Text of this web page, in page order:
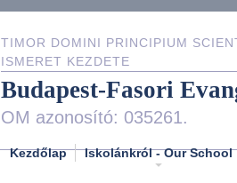
TIMOR DOMINI PRINCIPIUM
ISMERET KEZDETE
Budapest-Fasori
OM azonosító: 035261.
Kezdőlap Iskolánkról - Our School